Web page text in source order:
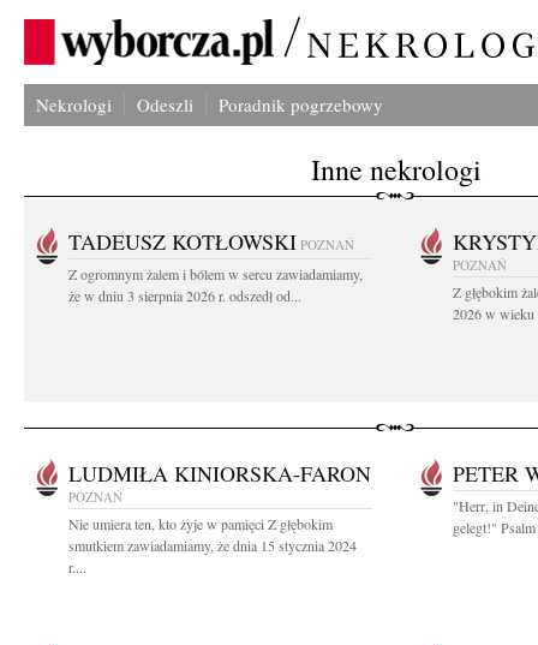
Nekrologi Odeszli Poradnik pogrzebowy
Inne nekrologi
TADEUSZ KOTŁOWSKI POZNAŃ
Z ogromnym żalem i bólem w sercu zawiadamiamy,
że w dniu 3 sierpnia 2026 r. odszedł od...
POZNAŃ
Z głębokim
2026 w wieku
LUDMIŁA KINIORSKA-FARON
POZNAŃ
Nie umiera ten, kto żyje w pamięci Z głębokim
smutkiem zawiadamiamy, że dnia 15 stycznia 2024
r....
PETER
"Herr, in
gelegt!"